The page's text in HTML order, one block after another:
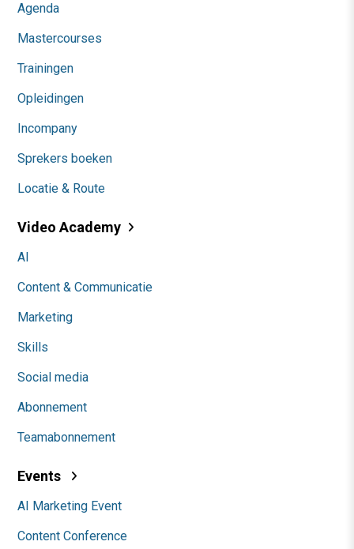
Agenda
Mastercourses
Trainingen
Opleidingen
Incompany
Sprekers boeken
Locatie & Route
Video Academy
AI
Content & Communicatie
Marketing
Skills
Social media
Abonnement
Teamabonnement
Events
AI Marketing Event
Content Conference